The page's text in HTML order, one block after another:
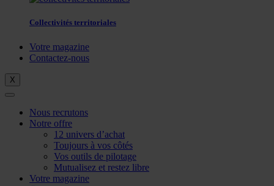
Collectivités territoriales
Votre magazine
Contactez-nous
X
Nous recrutons
Notre offre
12 univers d’achat
Toujours à vos côtés
Vos outils de pilotage
Mutualisez et restez libre
Votre magazine